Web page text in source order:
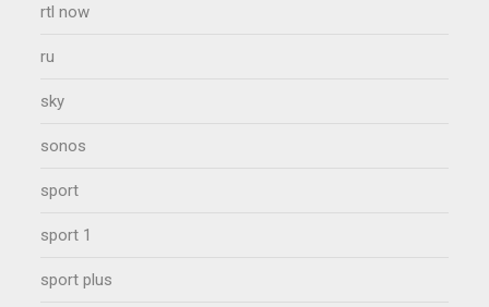
rtl now
ru
sky
sonos
sport
sport 1
sport plus